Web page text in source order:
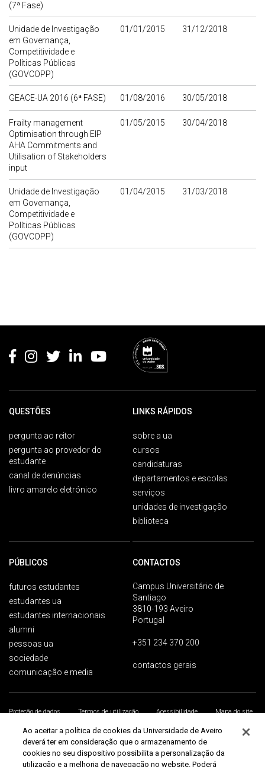
(7ª Fase)
Unidade de Investigação
em Governança,
Competitividade e
Políticas Públicas
(GOVCOPP)
01/01/2015 31/12/2018
GEACE-UA 2016 (6ª FASE) 01/08/2016 30/05/2018
Frailty management
Optimisation through EIP
AHA Commitments and
Utilisation of Stakeholders
input
01/05/2015 30/04/2018
Unidade de Investigação
em Governança,
Competitividade e
Políticas Públicas
(GOVCOPP)
01/04/2015 31/03/2018
QUESTÕES
pergunta ao reitor
pergunta ao provedor do
estudante
canal de denúncias
livro amarelo eletrónico
LINKS RÁPIDOS
sobre a ua
cursos
candidaturas
departamentos e escolas
serviços
unidades de investigação
biblioteca
PÚBLICOS
futuros estudantes
estudantes ua
estudantes internacionais
alumni
pessoas ua
sociedade
comunicação e media
CONTACTOS
Campus Universitário de
Santiago
3810-193 Aveiro
Portugal
+351 234 370 200
contactos gerais
Proteção de dados Termos de utilização Acessibilidade
Mapa do site
Universidade de Aveiro 2026
Ao aceitar a política de cookies da Universidade de Aveiro
deverá ter em consideração que o armazenamento de
cookies no seu dispositivo possibilita a personalização da
utilização e a melhoria de navegação no website. Poderá